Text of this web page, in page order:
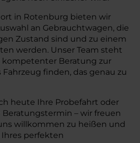
in Rotenburg bieten wir
an Gebrauchtwagen, die
Zustand sind und zu einem
werden. Unser Team steht
Beratung zur
Fahrzeug finden, das genau zu
heute Ihre Probefahrt oder
– wir freuen
willkommen zu heißen und
perfekten